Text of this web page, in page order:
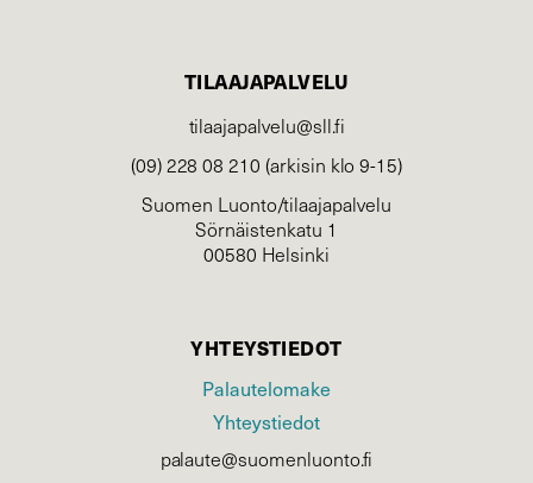
TILAAJAPALVELU
tilaajapalvelu@sll.fi
(09) 228 08 210 (arkisin klo 9-15)
Suomen Luonto/tilaajapalvelu
Sörnäistenkatu 1
00580 Helsinki
YHTEYSTIEDOT
Palautelomake
Yhteystiedot
palaute@suomenluonto.fi